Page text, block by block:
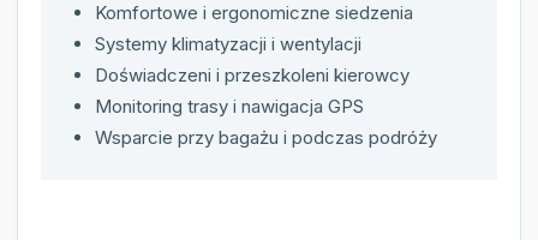
Komfortowe i ergonomiczne siedzenia
Systemy klimatyzacji i wentylacji
Doświadczeni i przeszkoleni kierowcy
Monitoring trasy i nawigacja GPS
Wsparcie przy bagażu i podczas podróży